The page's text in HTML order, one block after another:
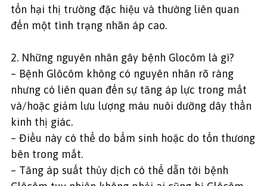
tổn hại thị trường đặc hiệu và thường liên quan
đến một tình trạng nhãn áp cao.
2. Những nguyên nhân gây bệnh Glocôm là gì?
– Bệnh Glôcôm không có nguyên nhân rõ ràng
nhưng có liên quan đến sự tăng áp lực trong mắt
và/hoặc giảm lưu lượng máu nuôi dưỡng dây thần
kinh thị giác.
– Điều này có thể do bẩm sinh hoặc do tổn thương
bên trong mắt.
– Tăng áp suất thủy dịch có thể dẫn tới bệnh